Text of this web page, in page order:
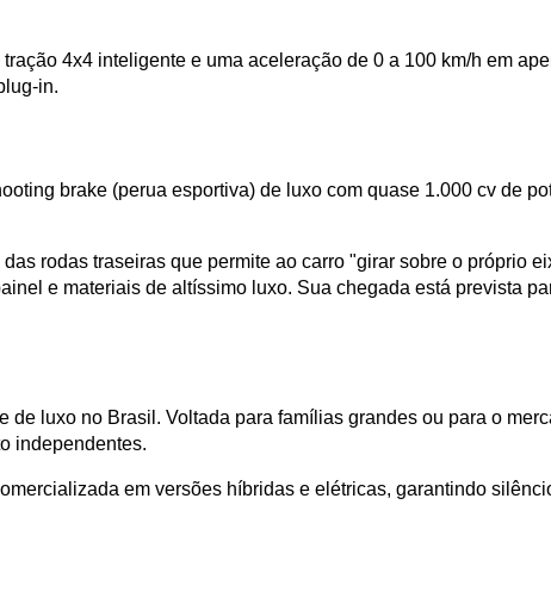
4x4 inteligente e uma aceleração de 0 a 100 km/h em
in.
brake (perua esportiva) de luxo com quase 1.000 cv de
rodas traseiras que permite ao carro "girar sobre o próprio
e materiais de altíssimo luxo. Sua chegada está prevista
luxo no Brasil. Voltada para famílias grandes ou para o
independentes.
em versões híbridas e elétricas, garantindo